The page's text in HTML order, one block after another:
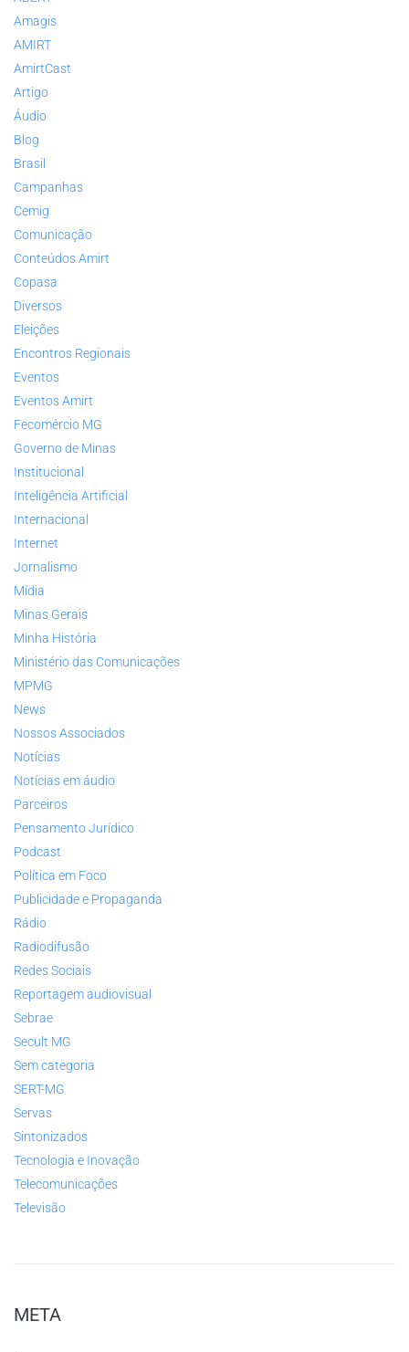
Amagis
AMIRT
AmirtCast
Artigo
Áudio
Blog
Brasil
Campanhas
Cemig
Comunicação
Conteúdos Amirt
Copasa
Diversos
Eleições
Encontros Regionais
Eventos
Eventos Amirt
Fecomércio MG
Governo de Minas
Institucional
Inteligência Artificial
Internacional
Internet
Jornalismo
Mídia
Minas Gerais
Minha História
Ministério das Comunicações
MPMG
News
Nossos Associados
Notícias
Notícias em áudio
Parceiros
Pensamento Jurídico
Podcast
Política em Foco
Publicidade e Propaganda
Rádio
Radiodifusão
Redes Sociais
Reportagem audiovisual
Sebrae
Secult MG
Sem categoria
SERT-MG
Servas
Sintonizados
Tecnologia e Inovação
Telecomunicações
Televisão
META